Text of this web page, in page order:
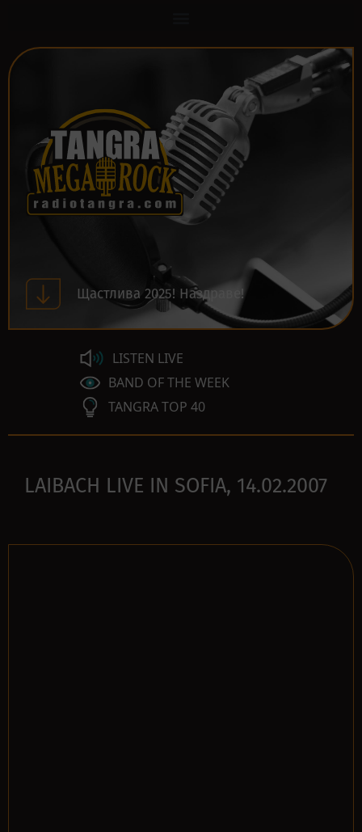
Щастлива 2025! Наздраве!
LISTEN LIVE
BAND OF THE WEEK
TANGRA TOP 40
LAIBACH LIVE IN SOFIA, 14.02.2007